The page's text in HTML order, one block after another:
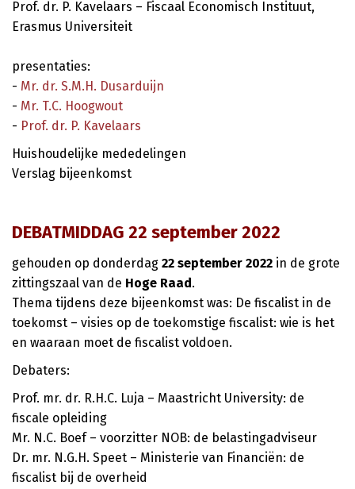
Prof. dr. P. Kavelaars – Fiscaal Economisch Instituut,
Erasmus Universiteit
presentaties:
- Mr. dr. S.M.H. Dusarduijn
- Mr. T.C. Hoogwout
- Prof. dr. P. Kavelaars
Huishoudelijke mededelingen
Verslag bijeenkomst
DEBATMIDDAG 22 september 2022
gehouden op donderdag 22 september 2022 in de grote
zittingszaal van de Hoge Raad.
Thema tijdens deze bijeenkomst was: De fiscalist in de
toekomst – visies op de toekomstige fiscalist: wie is het
en waaraan moet de fiscalist voldoen.
Debaters:
Prof. mr. dr. R.H.C. Luja – Maastricht University: de
fiscale opleiding
Mr. N.C. Boef – voorzitter NOB: de belastingadviseur
Dr. mr. N.G.H. Speet – Ministerie van Financiën: de
fiscalist bij de overheid